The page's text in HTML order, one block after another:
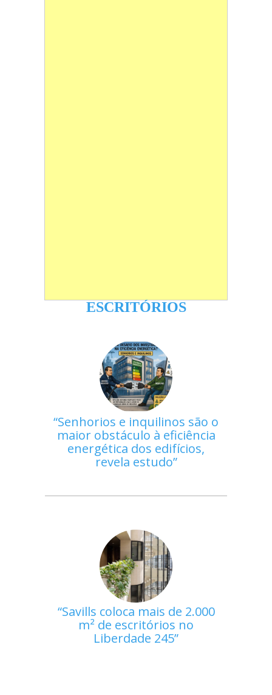
ESCRITÓRIOS
Senhorios e inquilinos são o
maior obstáculo à eficiência
energética dos edifícios,
revela estudo
Savills coloca mais de 2.000
m² de escritórios no
Liberdade 245